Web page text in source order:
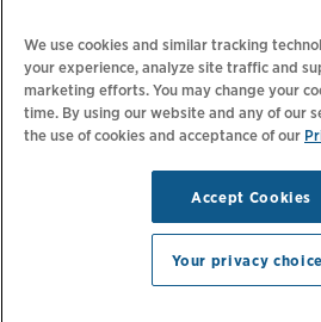
Datenschutzrichtlinie | Ihre
Rechtliches | Abrechnung zur
Verhaltenskodex für Lieferanten |
Impressum
E-Mail-Einstellungen
verwalten
We use cookies and similar tracking
your experience, analyze site traffic and
marketing efforts. You may change your
time. By using our website and any of our
the use of cookies and acceptance of our
Accept Cookies
Your privacy